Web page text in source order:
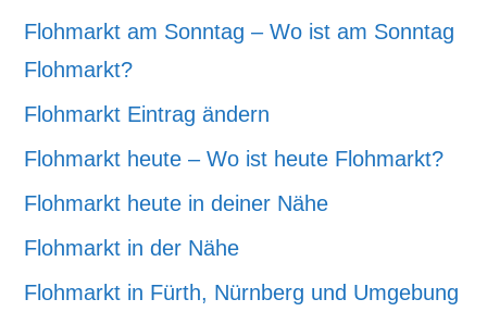
Flohmarkt am Sonntag – Wo ist am Sonntag
Flohmarkt?
Flohmarkt Eintrag ändern
Flohmarkt heute – Wo ist heute Flohmarkt?
Flohmarkt heute in deiner Nähe
Flohmarkt in der Nähe
Flohmarkt in Fürth, Nürnberg und Umgebung